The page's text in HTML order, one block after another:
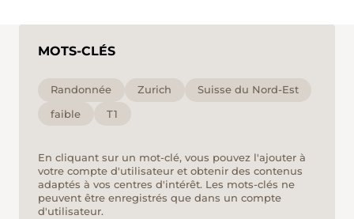
MOTS-CLÉS
Randonnée Zurich
Suisse du Nord-Est
faible
T1
En cliquant sur un mot-clé, vous pouvez l'ajouter à
votre compte d'utilisateur et obtenir des contenus
adaptés à vos centres d'intérêt. Les mots-clés ne
peuvent être enregistrés que dans un compte
d'utilisateur.